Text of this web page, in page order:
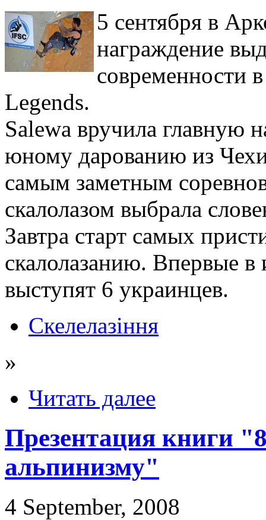
5 сентября в
награждение
современности
Legends.
Salewa вручила главную
юному дарованию из
самым заметным
скалолазом выбрала
Завтра старт самых
скалолазанию. Впервые
выступят 6 украинцев.
Скелелазіння
»
Читать далее
Презентация книги
альпинизму"
4 September, 2008